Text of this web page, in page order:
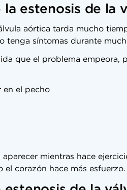
la estenosis de la
aórtica tarda mucho
tenga síntomas durante
que el problema empeora,
en el pecho
aparecer mientras hace
el corazón hace más esfuerzo.